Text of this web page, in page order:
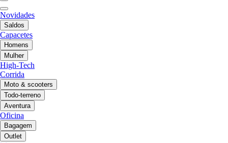
Novidades
Saldos
Capacetes
Homens
Mulher
High-Tech
Corrida
Moto & scooters
Todo-terreno
Aventura
Oficina
Bagagem
Outlet